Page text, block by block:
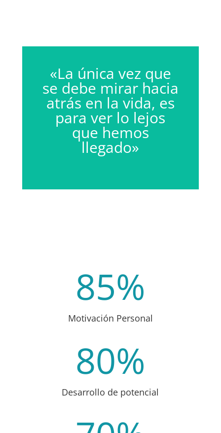
«La única vez que
se debe mirar hacia
atrás en la vida, es
para ver lo lejos
que hemos
llegado»
85%
Motivación Personal
80%
Desarrollo de potencial